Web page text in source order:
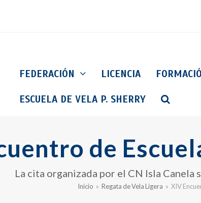
FEDERACIÓN LICENCIA
ESCUELA DE VELA P. SHERRY
de
La cita organizada por el CN Isla Canela
Inicio » Regata de Vela Ligera » XIV